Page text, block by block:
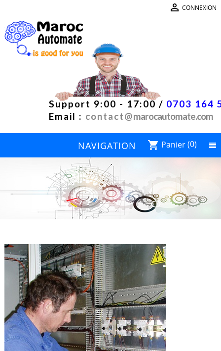
 CONNEXION
Support 9:00 - 17:00 / 0703 164
Email : contact@marocautomate.com
shopping_cart Panier(0)
NAVIGATION